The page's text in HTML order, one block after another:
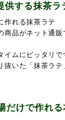
供する抹茶ラ
作れる抹茶ラテ
商品がネット通販
ムにピッタリで
抜いた「抹茶ラテ
だけで作れ